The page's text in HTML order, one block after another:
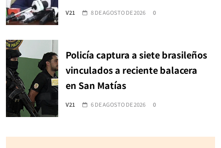
V21 8 DE AGOSTO DE 2026 0
Policía captura a siete brasileños
vinculados a reciente balacera
en San Matías
V21 6 DE AGOSTO DE 2026 0